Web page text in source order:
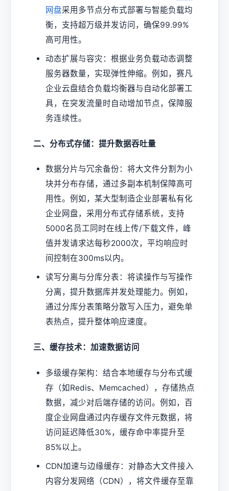
网盘采用多节点分布式部署与智能负载均
衡，支持超万级并发访问，确保99.99%
高可用性。
动态扩展与容灾：根据业务负载动态调整
服务器数量，实现弹性伸缩。例如，赛凡
企业云盘结合负载均衡器与自动化部署工
具，在突发流量时自动增加节点，保障服
务连续性。
二、分布式存储：提升数据吞吐量
数据分片与冗余备份：将大文件分割为小
块并分布存储，通过多副本机制保障高可
用性。例如，某大型制造企业部署私有化
企业网盘，采用分布式存储系统，支持
5000名员工同时在线上传/下载文件，峰
值并发请求达每秒2000次，平均响应时
间控制在300ms以内。
读写分离与分库分表：将读操作与写操作
分离，提升数据库并发处理能力。例如，
通过分库分表策略分散写入压力，避免单
表热点，提升整体响应速度。
三、缓存技术：加速数据访问
多级缓存架构：结合本地缓存与分布式缓
存（如Redis、Memcached），存储热点
数据，减少对后端存储的访问。例如，百
度企业网盘通过内存缓存文件元数据，将
访问延迟降低30%，缓存命中率提升至
85%以上。
CDN加速与边缘缓存：对静态大文件接入
内容分发网络（CDN），将文件缓存至靠